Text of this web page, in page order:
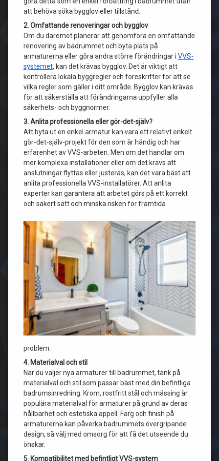
att behöva söka bygglov eller tillstånd.
2. Omfattande renoveringar och bygglov
Om du däremot planerar att genomföra en omfattande
renovering av badrummet och byta plats på
armaturerna eller göra andra större förändringar i VVS-
systemet, kan det krävas bygglov. Det är viktigt att
kontrollera lokala byggregler och föreskrifter för att se
vilka regler som gäller i ditt område. Bygglov kan krävas
för att säkerställa att förändringarna uppfyller alla
säkerhets- och byggnormer.
3. Anlita professionella eller gör-det-själv?
Att byta ut en enkel armatur kan vara ett relativt enkelt
gör-det-själv-projekt för den som är händig och har
erfarenhet av VVS-arbeten. Men om det handlar om
mer komplexa installationer eller om det krävs att
anslutningar flyttas eller justeras, kan det vara bäst att
anlita professionella VVS-installatörer. Att anlita
experter kan garantera att arbetet görs på ett korrekt
och säkert sätt och minska risken för framtida
problem.
4. Materialval och stil
När du väljer nya armaturer till badrummet, tänk på
materialval och stil som passar bäst med din befintliga
badrumsinredning. Krom, rostfritt stål och mässing är
populära materialval för armaturer på grund av deras
hållbarhet och estetiska appell. Färg och finish på
armaturerna kan påverka badrummets övergripande
design, så välj med omsorg för att få det utseende du
önskar.
5. Kompatibilitet med befintligt VVS-system